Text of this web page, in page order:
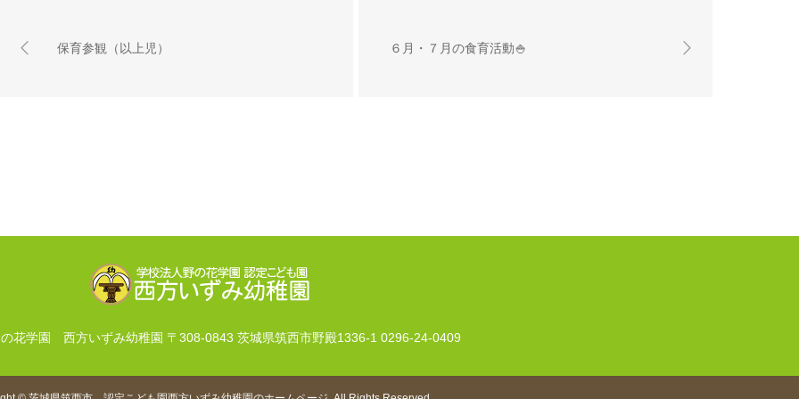
保育参観（以上児） ６月・７月の食育活動🍚
花学園 西方いずみ幼稚園 〒308-0843 茨城県筑西市野殿1336-1 0296-24-0409